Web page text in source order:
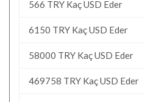
566 TRY Kaç USD Eder
6150 TRY Kaç USD Eder
58000 TRY Kaç USD Eder
469758 TRY Kaç USD Eder